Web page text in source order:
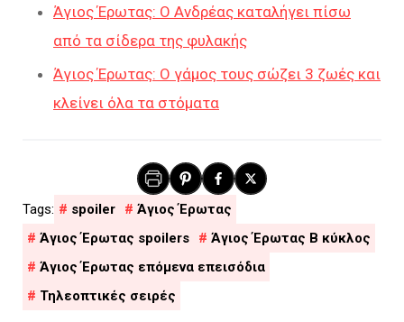
Άγιος Έρωτας: Ο Ανδρέας καταλήγει πίσω
από τα σίδερα της φυλακής
Άγιος Έρωτας: Ο γάμος τους σώζει 3 ζωές και
κλείνει όλα τα στόματα
spoiler
Άγιος Έρωτας
Άγιος Έρωτας spoilers
Άγιος Έρωτας Β κύκλος
Άγιος Έρωτας επόμενα επεισόδια
Τηλεοπτικές σειρές